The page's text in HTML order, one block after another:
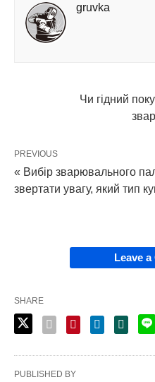
gruvka
Чи гідний
PREVIOUS
« Вибір зварювального
звертати увагу, який тип
Leave
SHARE
PUBLISHED BY